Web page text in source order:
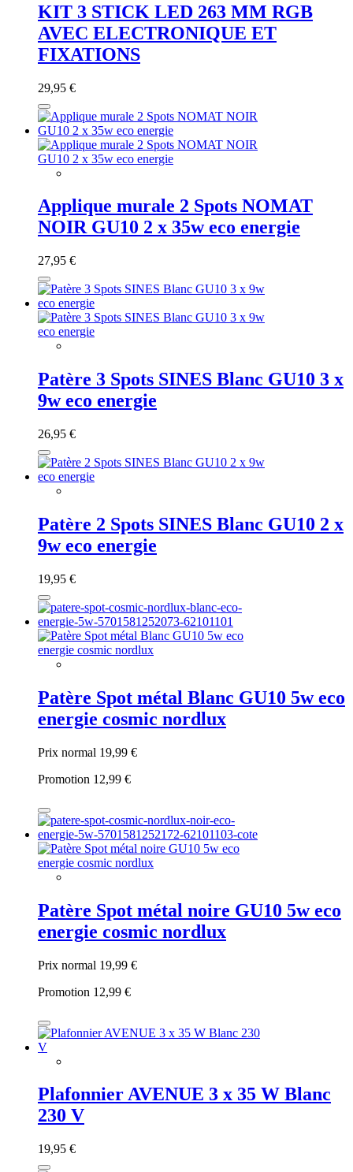
KIT 3 STICK LED 263 MM RGB
AVEC ELECTRONIQUE ET
FIXATIONS
29,95 €
Applique murale 2 Spots NOMAT
NOIR GU10 2 x 35w eco energie
27,95 €
Patère 3 Spots SINES Blanc GU10 3 x
9w eco energie
26,95 €
Patère 2 Spots SINES Blanc GU10 2 x
9w eco energie
19,95 €
Patère Spot métal Blanc GU10 5w eco
energie cosmic nordlux
Prix normal 19,99 €
Promotion 12,99 €
Patère Spot métal noire GU10 5w eco
energie cosmic nordlux
Prix normal 19,99 €
Promotion 12,99 €
Plafonnier AVENUE 3 x 35 W Blanc
230 V
19,95 €